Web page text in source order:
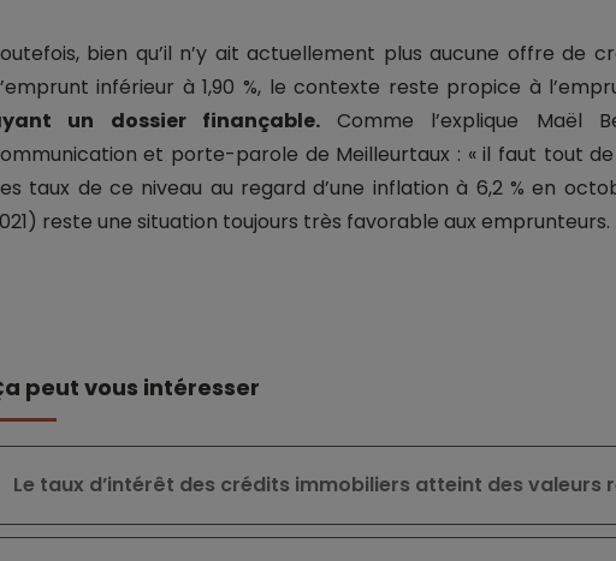
bien qu’il n’y ait actuellement plus aucune offre de
inférieur à 1,90 %, le contexte reste propice à
un dossier finançable. Comme l’explique Maël
et porte-parole de Meilleurtaux : « il faut tout
taux de ce niveau au regard d’une inflation à 6,2 % en
reste une situation toujours très favorable aux emprunteurs.
Ça peut vous intéresser
Le taux d’intérêt des crédits immobiliers atteint des valeurs